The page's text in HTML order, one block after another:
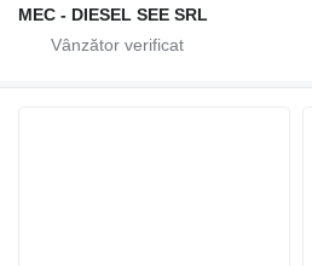
MEC - DIESEL SEE SRL